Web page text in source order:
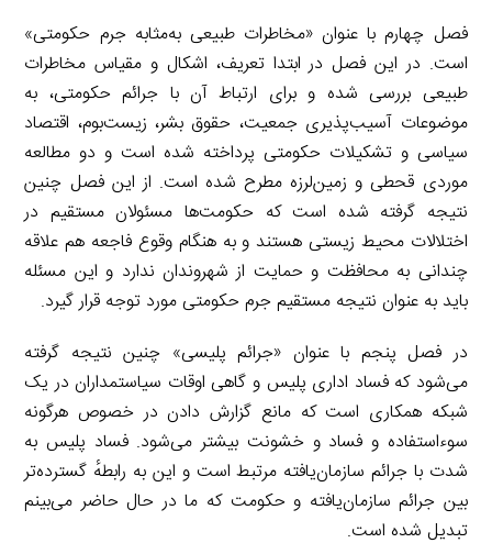
فصل چهارم با عنوان «مخاطرات طبیعی به‌مثابه جرم حکومتی»
است. در این فصل در ابتدا تعریف، اشکال و مقیاس مخاطرات
طبیعی بررسی شده و برای ارتباط آن با جرائم حکومتی، به
موضوعات آسیب‌پذیری جمعیت، حقوق بشر، زیست‌بوم، اقتصاد
سیاسی و تشکیلات حکومتی پرداخته شده است و دو مطالعه
موردی قحطی و زمین‌لرزه مطرح شده است. از این فصل چنین
نتیجه گرفته شده است که حکومت‌ها مسئولان مستقیم در
اختلالات محیط زیستی هستند و به هنگام وقوع فاجعه هم علاقه
چندانی به محافظت و حمایت از شهروندان ندارد و این مسئله
باید به عنوان نتیجه مستقیم جرم حکومتی مورد توجه قرار گیرد.
در فصل پنجم با عنوان «جرائم پلیسی» چنین نتیجه گرفته
می‌شود که فساد اداری پلیس و گاهی اوقات سیاستمداران در یک
شبکه همکاری است که مانع گزارش دادن در خصوص هرگونه
سوءاستفاده و فساد و خشونت بیشتر می‌شود. فساد پلیس به
شدت با جرائم سازمان‌یافته مرتبط است و این به رابطهٔ گسترده‌تر
بین جرائم سازمان‌یافته و حکومت که ما در حال حاضر می‌بینم
تبدیل شده است.